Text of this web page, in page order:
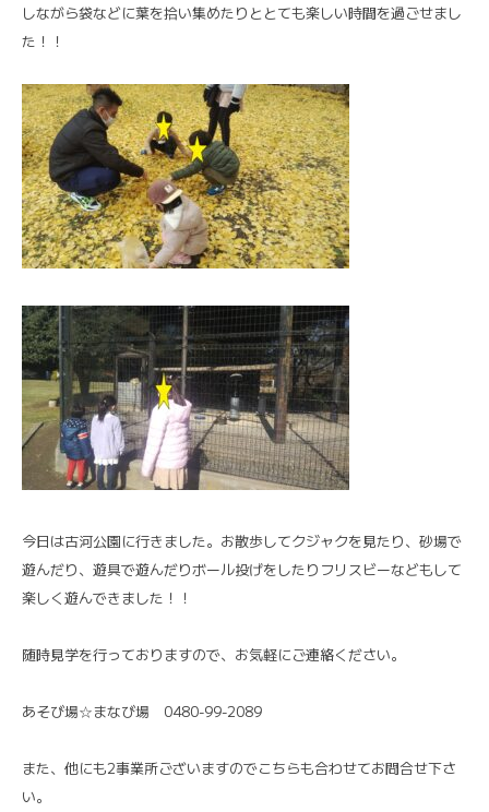
しながら袋などに葉を拾い集めたりととても楽しい時間を過ごせまし
た！！
今日は古河公園に行きました。お散歩してクジャクを見たり、砂場で
遊んだり、遊具で遊んだりボール投げをしたりフリスビーなどもして
楽しく遊んできました！！
随時見学を行っておりますので、お気軽にご連絡ください。
あそび場☆まなび場 0480-99-2089
また、他にも2事業所ございますのでこちらも合わせてお問合せ下さ
い。